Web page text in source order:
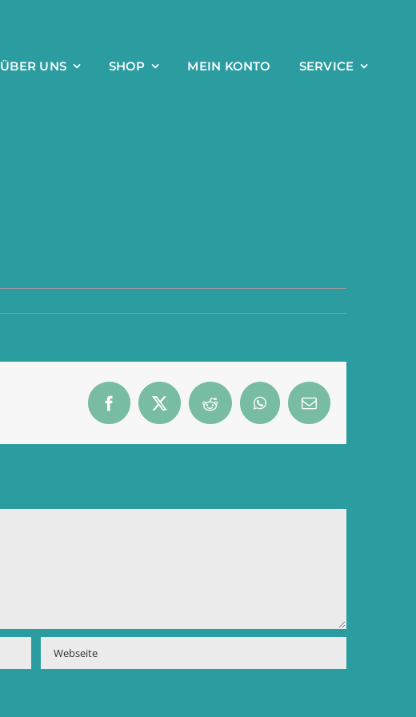
ÜBER UNS SHOP MEIN KONTO SERVICE
Facebook
X Reddit WhatsApp
E-
Mail